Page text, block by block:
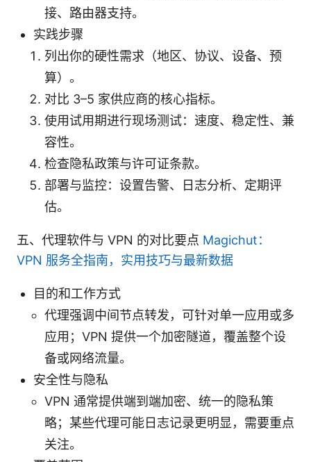
接、路由器支持。
实践步骤
列出你的硬性需求（地区、协议、设备、预
算）。
对比 3–5 家供应商的核心指标。
使用试用期进行现场测试：速度、稳定性、兼
容性。
检查隐私政策与许可证条款。
部署与监控：设置告警、日志分析、定期评
估。
五、代理软件与 VPN 的对比要点 Magichut：
VPN 服务全指南，实用技巧与最新数据
目的和工作方式
代理强调中间节点转发，可针对单一应用或多
应用；VPN 提供一个加密隧道，覆盖整个设
备或网络流量。
安全性与隐私
VPN 通常提供端到端加密、统一的隐私策
略；某些代理可能日志记录更明显，需要重点
关注。